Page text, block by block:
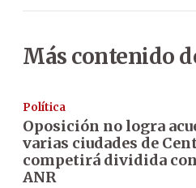
Más contenido
Política
Oposición no logra
varias ciudades de
competirá dividida
ANR